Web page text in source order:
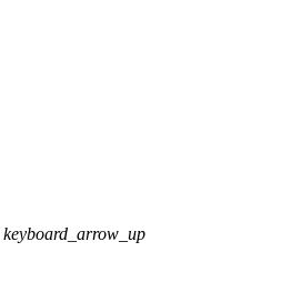
keyboard_arrow_up